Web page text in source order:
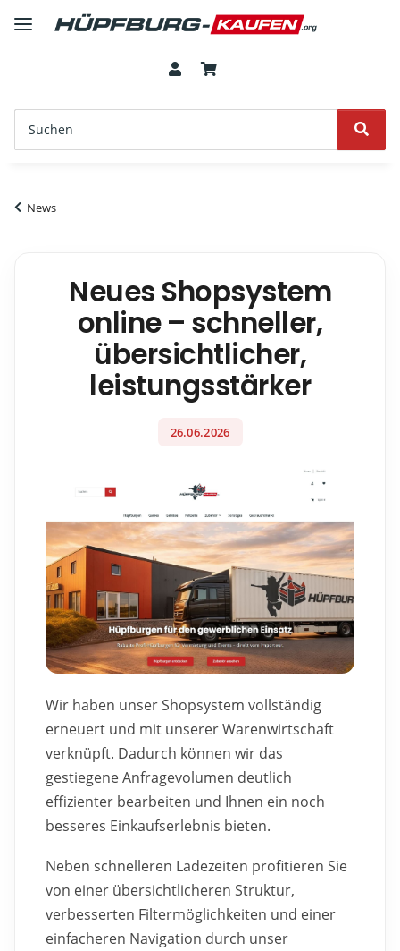
News
Neues Shopsystem
online – schneller,
übersichtlicher,
leistungsstärker
26.06.2026
Wir haben unser Shopsystem vollständig
erneuert und mit unserer Warenwirtschaft
verknüpft. Dadurch können wir das
gestiegene Anfragevolumen deutlich
effizienter bearbeiten und Ihnen ein noch
besseres Einkaufserlebnis bieten.
Neben schnelleren Ladezeiten profitieren Sie
von einer übersichtlicheren Struktur,
verbesserten Filtermöglichkeiten und einer
einfacheren Navigation durch unser